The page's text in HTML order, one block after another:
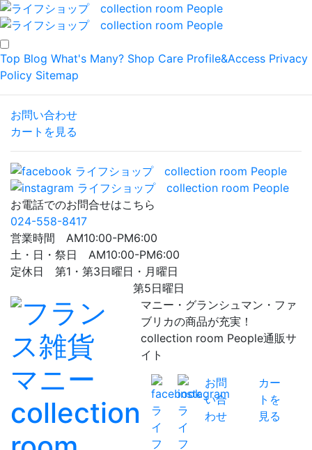
Top Blog What's Many? Shop Care Profile&Access Privacy
Policy Sitemap
お問い合わせ
カートを見る
お電話でのお問合せはこちら
024-558-8417
営業時間 AM10:00-PM6:00
土・日・祭日 AM10:00-PM6:00
定休日 第1・第3日曜日・月曜日
第5日曜日
マニー・グランシュマン・ファ
ブリカの商品が充実！
collection room People通販サ
イト
お問
い合
わせ
カー
トを
見る